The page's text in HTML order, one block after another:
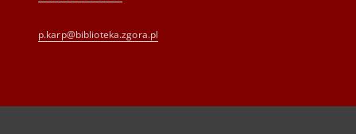
p.karp@biblioteka.zgora.pl